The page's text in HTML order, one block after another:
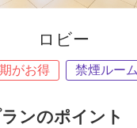
ロビー
がお得 禁煙ルーム
ンのポイント